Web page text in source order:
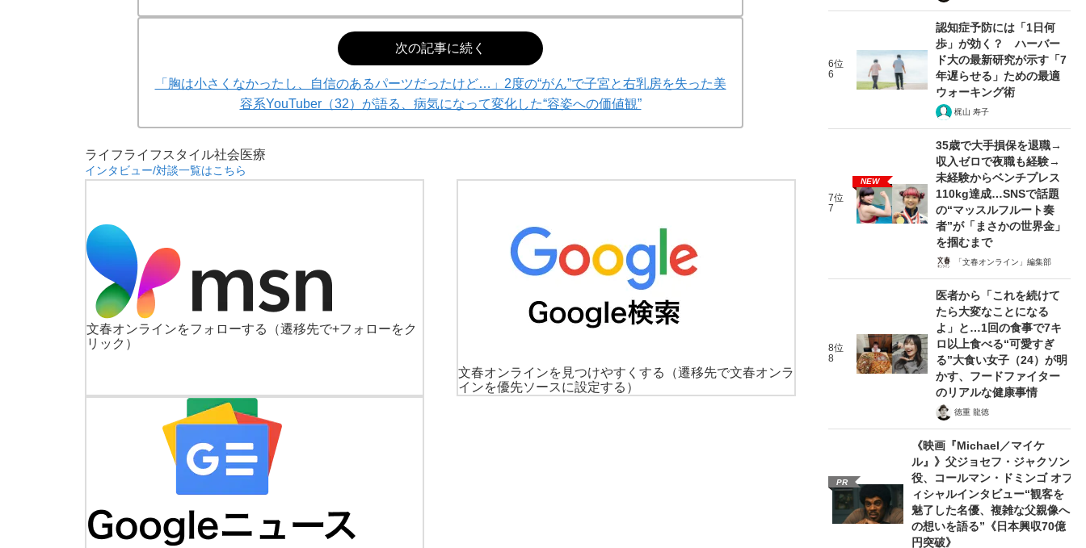
次の記事に続く
「胸は小さくなかったし、自信のあるパーツだったけど…」2度の“がん”で子宮と右乳房を失った美
容系YouTuber（32）が語る、病気になって変化した“容姿への価値観”
ライフライフスタイル社会医療
インタビュー/対談一覧はこちら
文春オンラインをフォローする
（遷移先で+フォローをク
リック）
文春オンラインを見つけやすくする
（遷移先で文春オンラ
インを優先ソースに設定する）
6位
6
認知症予防には「1日何
歩」が効く？ ハーバー
ド大の最新研究が示す「7
年遅らせる」ための最適
ウォーキング術
梶山 寿子
7位
7
NEW
35歳で大手損保を退職→
収入ゼロで夜職も経験→
未経験からベンチプレス
110kg達成…SNSで話題
の“マッスルフルート奏
者”が「まさかの世界金」
を掴むまで
「文春オンライン」編集部
8位
8
医者から「これを続けて
たら大変なことになる
よ」と…1回の食事で7キ
ロ以上食べる“可愛すぎ
る”大食い女子（24）が明
かす、フードファイター
のリアルな健康事情
徳重 龍徳
PR
《映画『Michael／マイケ
ル』》父ジョセフ・ジャクソン
役、コールマン・ドミンゴ オフ
ィシャルインタビュー“観客を
魅了した名優、複雑な父親像へ
の想いを語る”《日本興収70億
円突破》